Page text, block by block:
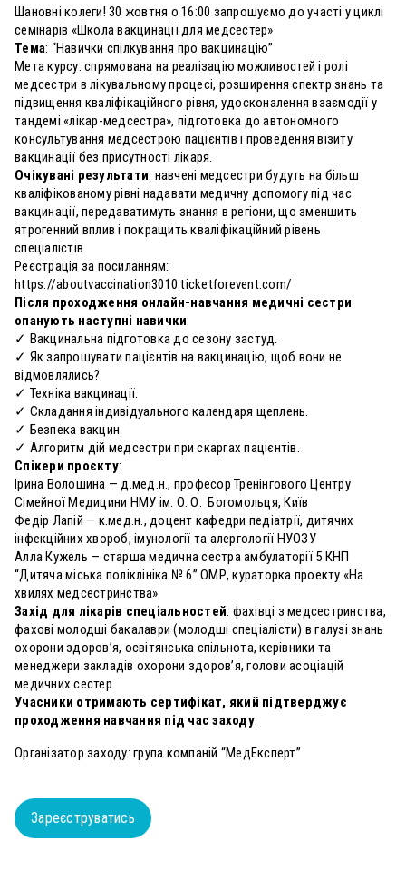
Шановні колеги! 30 жовтня о 16:00 запрошуємо до участі у циклі
семінарів «Школа вакцинації для медсестер»
Тема: “Навички спілкування про вакцинацію”
Мета курсу: спрямована на реалізацію можливостей і ролі
медсестри в лікувальному процесі, розширення спектр знань та
підвищення кваліфікаційного рівня, удосконалення взаємодії у
тандемі «лікар-медсестра», підготовка до автономного
консультування медсестрою пацієнтів і проведення візиту
вакцинації без присутності лікаря.
Очікувані результати: навчені медсестри будуть на більш
кваліфікованому рівні надавати медичну допомогу під час
вакцинації, передаватимуть знання в регіони, що зменшить
ятрогенний вплив і покращить кваліфікаційний рівень
спеціалістів
Реєстрація за посиланням:
https://aboutvaccination3010.ticketforevent.com/
Після проходження онлайн-навчання медичні сестри
опанують наступні навички:
✓ Вакцинальна підготовка до сезону застуд.
✓ Як запрошувати пацієнтів на вакцинацію, щоб вони не
відмовлялись?
✓ Техніка вакцинації.
✓ Складання індивідуального календаря щеплень.
✓ Безпека вакцин.
✓ Алгоритм дій медсестри при скаргах пацієнтів.
Спікери проєкту:
Ірина Волошина — д.мед.н., професор Тренінгового Центру
Сімейної Медицини НМУ ім. О. О. Богомольця, Київ
Федір Лапій — к.мед.н., доцент кафедри педіатрії, дитячих
інфекційних хвороб, імунології та алергології НУОЗУ
Алла Кужель — старша медична сестра амбулаторії 5 КНП
“Дитяча міська поліклініка № 6” ОМР, кураторка проекту «На
хвилях медсестринства»
Захід для лікарів спеціальностей: фахівці з медсестринства,
фахові молодші бакалаври (молодші спеціалісти) в галузі знань
охорони здоров’я, освітянська спільнота, керівники та
менеджери закладів охорони здоров’я, голови асоціацій
медичних сестер
Учасники отримають сертифікат, який підтверджує
проходження навчання під час заходу.
Організатор заходу: група компаній “МедЕксперт”
Зареєструватись